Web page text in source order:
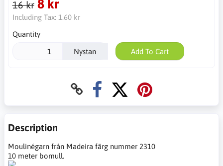
16 kr 8 kr
Including Tax: 1.60 kr
Quantity
Nystan Add To Cart
Description
Moulinégarn från Madeira färg nummer 2310
10 meter bomull.